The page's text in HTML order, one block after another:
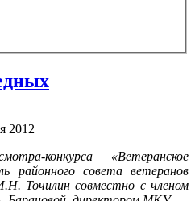
2012
конкурса «Ветеранское
районного совета ветеранов
Точилин совместно с членом